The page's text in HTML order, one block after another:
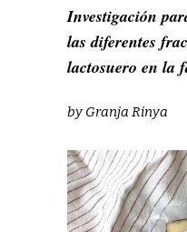
Investigación
las diferentes
lactosuero en la
byGranja Rinya